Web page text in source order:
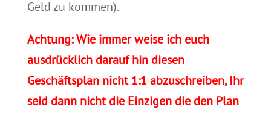
Geld zu kommen).
Achtung: Wie immer weise ich euch
ausdrücklich darauf hin diesen
Geschäftsplan nicht 1:1 abzuschreiben, Ihr
seid dann nicht die Einzigen die den Plan